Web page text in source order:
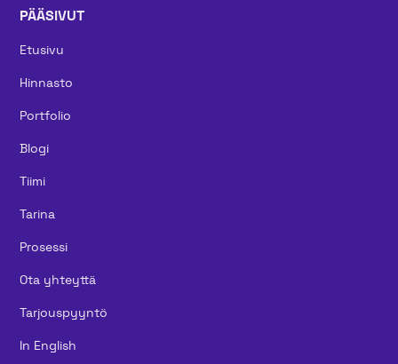
PÄÄSIVUT
Etusivu
Hinnasto
Portfolio
Blogi
Tiimi
Tarina
Prosessi
Ota yhteyttä
Tarjouspyyntö
In English